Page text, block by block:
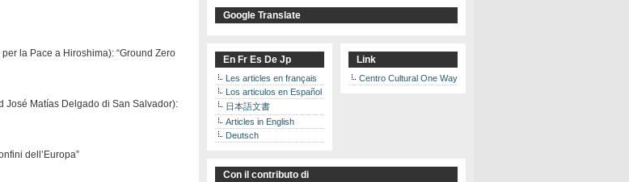
la Pace a Hiroshima): “Ground Zero
José Matías Delgado di San Salvador):
dell’Europa”
Google Translate
En Fr Es De Jp
Les articles en français
Los articulos en Español
日本語文書
Articles in English
Deutsch
Link
Centro Cultural One Way
Con il contributo di